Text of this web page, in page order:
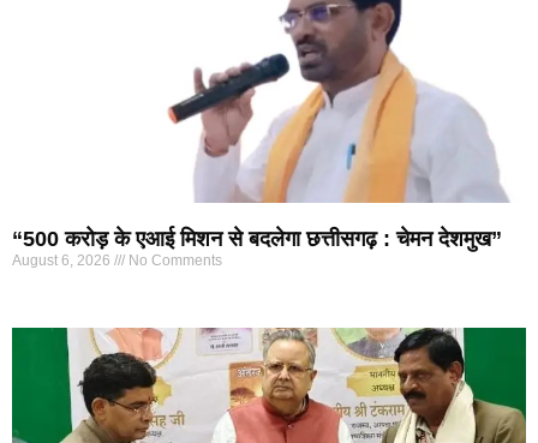
“500 करोड़ के एआई मिशन से बदलेगा छत्तीसगढ़ : चेमन देशमुख”
August 6, 2026 No Comments